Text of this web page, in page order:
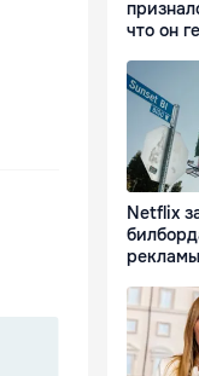
что он
Netflix